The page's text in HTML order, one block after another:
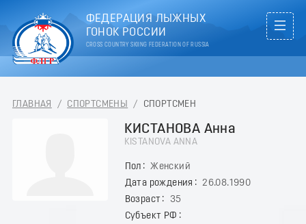
ФЕДЕРАЦИЯ ЛЫЖНЫХ
ГОНОК РОССИИ
CROSS COUNTRY SKIING FEDERATION OF RUSSIA
ГЛАВНАЯ / СПОРТСМЕНЫ / СПОРТСМЕН
КИСТАНОВА Анна
KISTANOVA ANNA
Пол
Женский
Дата рождения
26.08.1990
Возраст
35
Субъект РФ